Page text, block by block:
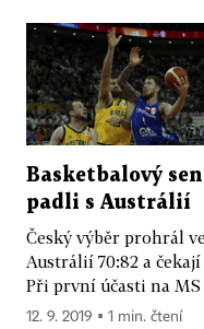
Basketbalový
padli s Austrálií
Český výběr prohrál
Austrálií 70:82 a
Při první účasti na MS
12. 9. 2019 ▪ 1 min. čtení